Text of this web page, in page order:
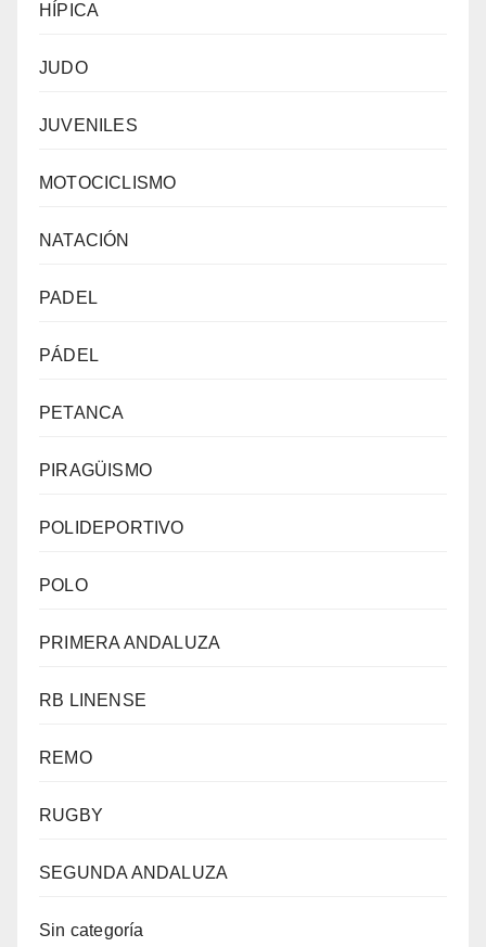
HÍPICA
JUDO
JUVENILES
MOTOCICLISMO
NATACIÓN
PADEL
PÁDEL
PETANCA
PIRAGÜISMO
POLIDEPORTIVO
POLO
PRIMERA ANDALUZA
RB LINENSE
REMO
RUGBY
SEGUNDA ANDALUZA
Sin categoría